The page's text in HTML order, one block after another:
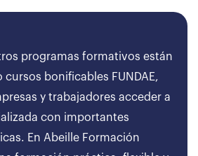
programas formativos están
bonificables FUNDAE,
y trabajadores acceder a
con importantes
En Abeille Formación